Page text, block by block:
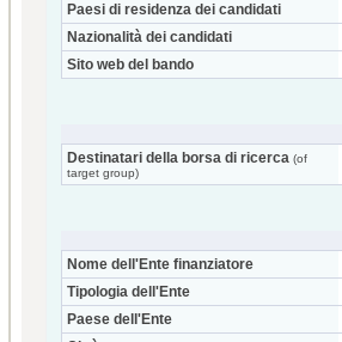
Paesi di residenza dei candidati
Nazionalità dei candidati
Sito web del bando
Destinatari della borsa di ricerca (of
target group)
Nome dell'Ente finanziatore
Tipologia dell'Ente
Paese dell'Ente